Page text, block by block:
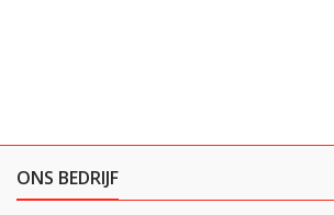
ONS BEDRIJF